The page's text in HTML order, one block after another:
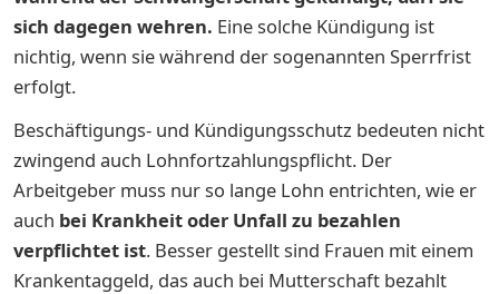
sich dagegen wehren. Eine solche Kündigung ist
nichtig, wenn sie während der sogenannten Sperrfrist
erfolgt.
Beschäftigungs- und Kündigungsschutz bedeuten nicht
zwingend auch Lohnfortzahlungspflicht. Der
Arbeitgeber muss nur so lange Lohn entrichten, wie er
auch bei Krankheit oder Unfall zu bezahlen
verpflichtet ist. Besser gestellt sind Frauen mit einem
Krankentaggeld, das auch bei Mutterschaft bezahlt